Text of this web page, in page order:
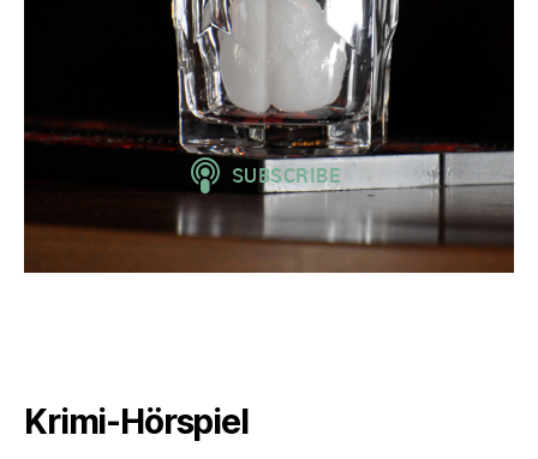
Krimi-Hörspiel